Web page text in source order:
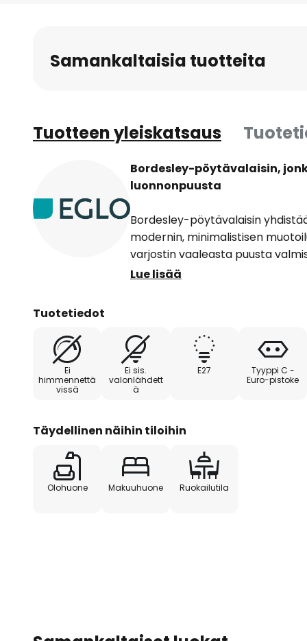
Samankaltaisia tuotteita
Tuotteen yleiskatsaus
Bordesley-pöytävalaisin,
luonnonpuusta
Bordesley-pöytävalaisin
modernin, minimalistisen
varjostin vaaleasta puusta
miellyttävästi ja luo
teräsjalkaa ja siinä on mustat
Pöytävalaisin integroituu
huoneeseen. Neutraalin värinsä
se on ajaton ja sopii hyvin
Lue lisää
Tuotetiedot
Ei
himmennettä
vissä
Ei sis.
valonlähdett
ä
E27
Tyyppi C -
Euro-pistoke
Täydellinen näihin tiloihin
Olohuone Makuuhuone Ruokailutila